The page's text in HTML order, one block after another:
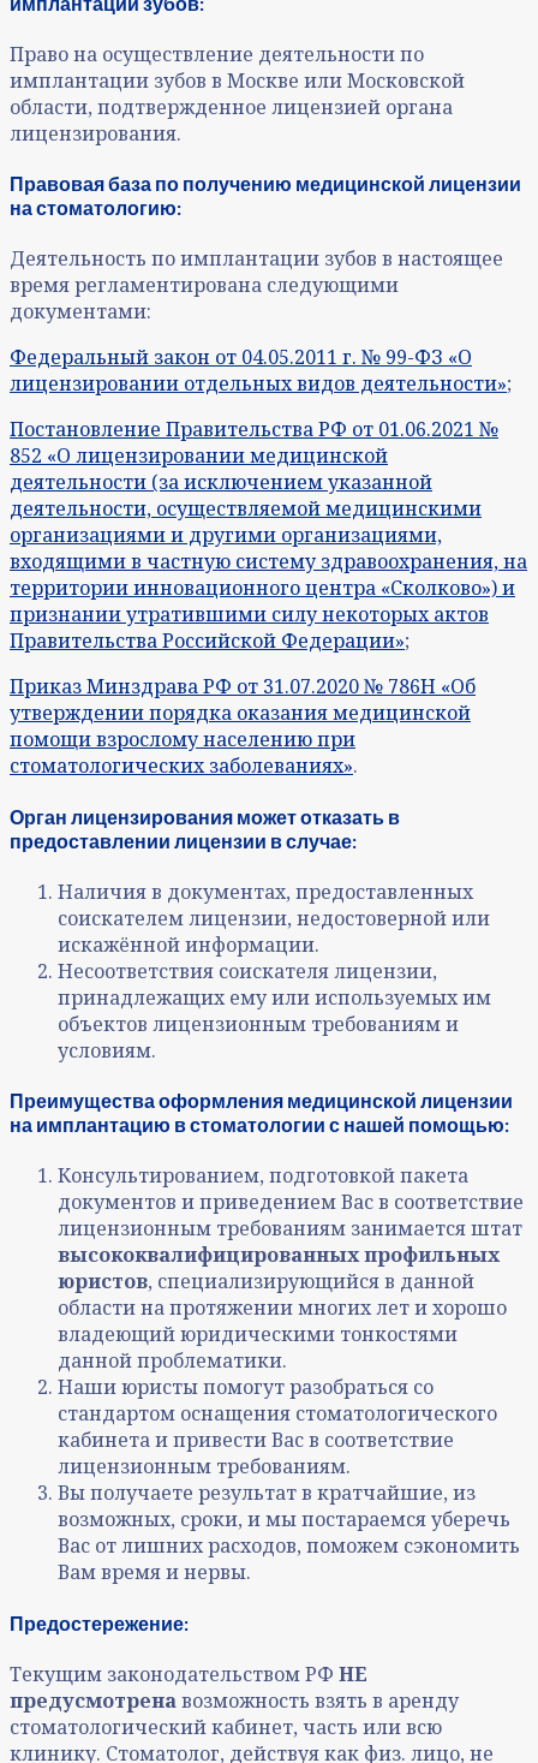
Право на осуществление деятельности по
имплантации зубов в Москве или Московской
области, подтвержденное лицензией органа
лицензирования.
Правовая база по получению медицинской лицензии
на стоматологию:
Деятельность по имплантации зубов в настоящее
время регламентирована следующими
документами:
Федеральный закон от 04.05.2011 г. № 99-ФЗ «О
лицензировании отдельных видов деятельности»;
Постановление Правительства РФ от 01.06.2021 №
852 «О лицензировании медицинской
деятельности (за исключением указанной
деятельности, осуществляемой медицинскими
организациями и другими организациями,
входящими в частную систему здравоохранения, на
территории инновационного центра «Сколково») и
признании утратившими силу некоторых актов
Правительства Российской Федерации»;
Приказ Минздрава РФ от 31.07.2020 № 786Н «Об
утверждении порядка оказания медицинской
помощи взрослому населению при
стоматологических заболеваниях».
Орган лицензирования может отказать в
предоставлении лицензии в случае:
Наличия в документах, предоставленных
соискателем лицензии, недостоверной или
искажённой информации.
Несоответствия соискателя лицензии,
принадлежащих ему или используемых им
объектов лицензионным требованиям и
условиям.
Преимущества оформления медицинской лицензии
на имплантацию в стоматологии с нашей помощью:
Консультированием, подготовкой пакета
документов и приведением Вас в соответствие
лицензионным требованиям занимается штат
высококвалифицированных профильных
юристов, специализирующийся в данной
области на протяжении многих лет и хорошо
владеющий юридическими тонкостями
данной проблематики.
Наши юристы помогут разобраться со
стандартом оснащения стоматологического
кабинета и привести Вас в соответствие
лицензионным требованиям.
Вы получаете результат в кратчайшие, из
возможных, сроки, и мы постараемся уберечь
Вас от лишних расходов, поможем сэкономить
Вам время и нервы.
Предостережение:
Текущим законодательством РФ НЕ
предусмотренавозможность взять в аренду
стоматологический кабинет, часть или всю
клинику. Стоматолог, действуя как физ. лицо, не